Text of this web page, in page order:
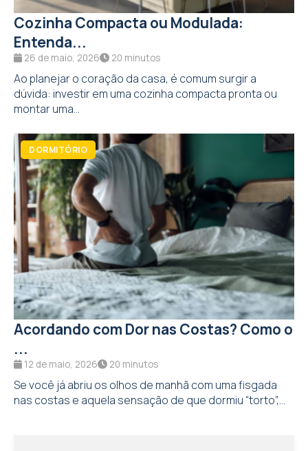
Cozinha Compacta ou Modulada:
Entenda...
26 de maio, 2026 20 minutos
Ao planejar o coração da casa, é comum surgir a
dúvida: investir em uma cozinha compacta pronta ou
montar uma...
DORMITÓRIO
Acordando com Dor nas Costas? Como o
...
12 de maio, 2026 20 minutos
Se você já abriu os olhos de manhã com uma fisgada
nas costas e aquela sensação de que dormiu “torto”,...